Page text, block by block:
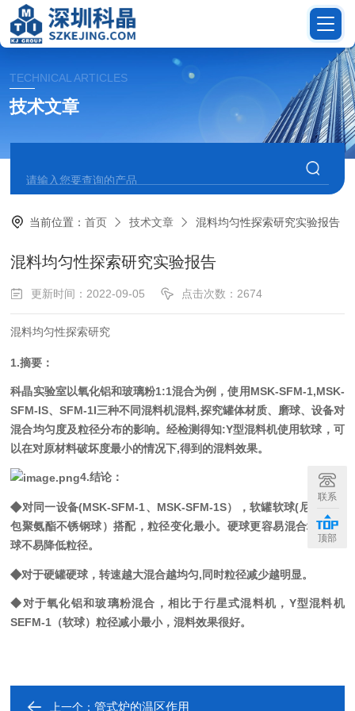
TECHNICAL ARTICLES
技术文章
当前位置：首页 技术文章 混料均匀性探索研究实验报告
混料均匀性探索研究实验报告
更新时间：2022-09-05 点击次数：2674
混料均匀性探索研究
1.摘要：
科晶实验室以氧化铝和玻璃粉1:1混合为例，使用MSK-SFM-1,MSK-
SFM-IS、SFM-1I三种不同混料机混料,探究罐体材质、磨球、设备对
混合均匀度及粒径分布的影响。经检测得知:Y型混料机使用软球，可
以在对原材料破坏度最小的情况下,得到 的混料效果。
4.结论：
◆对同一设备(MSK-SFM-1、MSK-SFM-1S），软罐软球(尼龙罐与
包聚氨酯不锈钢球）搭配，粒径变化最小。硬球更容易混合均匀,软
球不易降低粒径。
◆对于硬罐硬球，转速越大混合越均匀,同时粒径减少越明显。
◆对于氧化铝和玻璃粉混合，相比于行星式混料机，Y型混料机
SEFM-1（软球）粒径减小最小，混料效果很好。
上一个：管式炉的温区作用
联系
顶部